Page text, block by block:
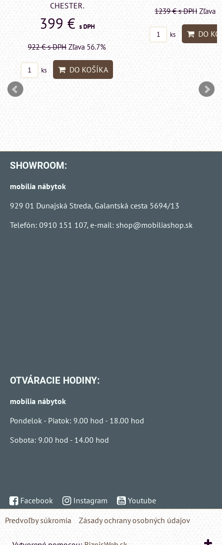
CHESTER.
399 €s DPH
922 €s DPH Zľava 56.7%
ks DO KOŠÍKA
1239 €s DPH Zľava
ks DO
SHOWROOM:
mobilia nábytok
929 01 Dunajská Streda, Galantská cesta 5694/13
Telefón: 0910 151 107, e-mail: shop@mobiliashop.sk
OTVÁRACIE HODINY:
mobilia nábytok
Pondelok - Piatok: 9.00 hod - 18.00 hod
Sobota: 9.00 hod - 14.00 hod
Facebook Instagram
Youtube
Predvoľby súkromia
Zásady ochrany osobných údajov